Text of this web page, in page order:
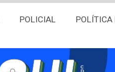
POLICIAL POLÍTICA